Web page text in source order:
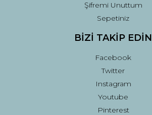
Şifremi Unuttum
Sepetiniz
BİZİ TAKİP EDİN
Facebook
Twitter
Instagram
Youtube
Pinterest